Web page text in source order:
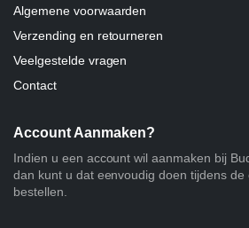
Algemene voorwaarden
Verzending en retourneren
Veelgestelde vragen
Contact
Account Aanmaken?
Indien u een account wil aanmaken bij
dan kunt u dat eenvoudig doen tijdens de
bestellen.